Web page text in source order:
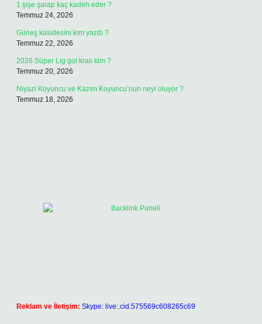
1 şişe şarap kaç kadeh eder ?
Temmuz 24, 2026
Güneş kasidesini kim yazdı ?
Temmuz 22, 2026
2026 Süper Lig gol kralı kim ?
Temmuz 20, 2026
Niyazi Koyuncu ve Kazım Koyuncu’nun neyi oluyor ?
Temmuz 18, 2026
Reklam ve İletişim: Skype: live:.cid.575569c608265c69